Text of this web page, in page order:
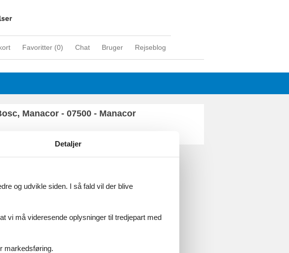
Favoritter (0) Chat Bruger Rejseblog
Manacor - 07500 - Manacor
Detaljer
og udvikle siden. I så fald vil der blive
vi må videresende oplysninger til tredjepart med
markedsføring.